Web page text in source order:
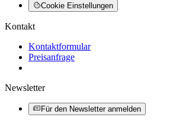
Cookie Einstellungen
Kontakt
Kontaktformular
Preisanfrage
Newsletter
Für den Newsletter anmelden